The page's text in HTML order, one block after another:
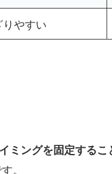
やすい
ミングを固定するこ
。